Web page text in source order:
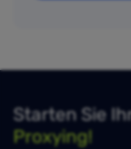
Starten Sie
Proxying!